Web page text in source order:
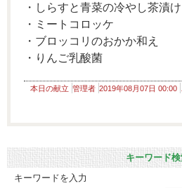
・しらすと青菜の冷やし茶漬け
・ミートコロッケ
・ブロッコリのおかか和え
・りんご乳酸菌
本日の献立 管理者 2019年08月07日 00:00
キーワード
キーワードを入力